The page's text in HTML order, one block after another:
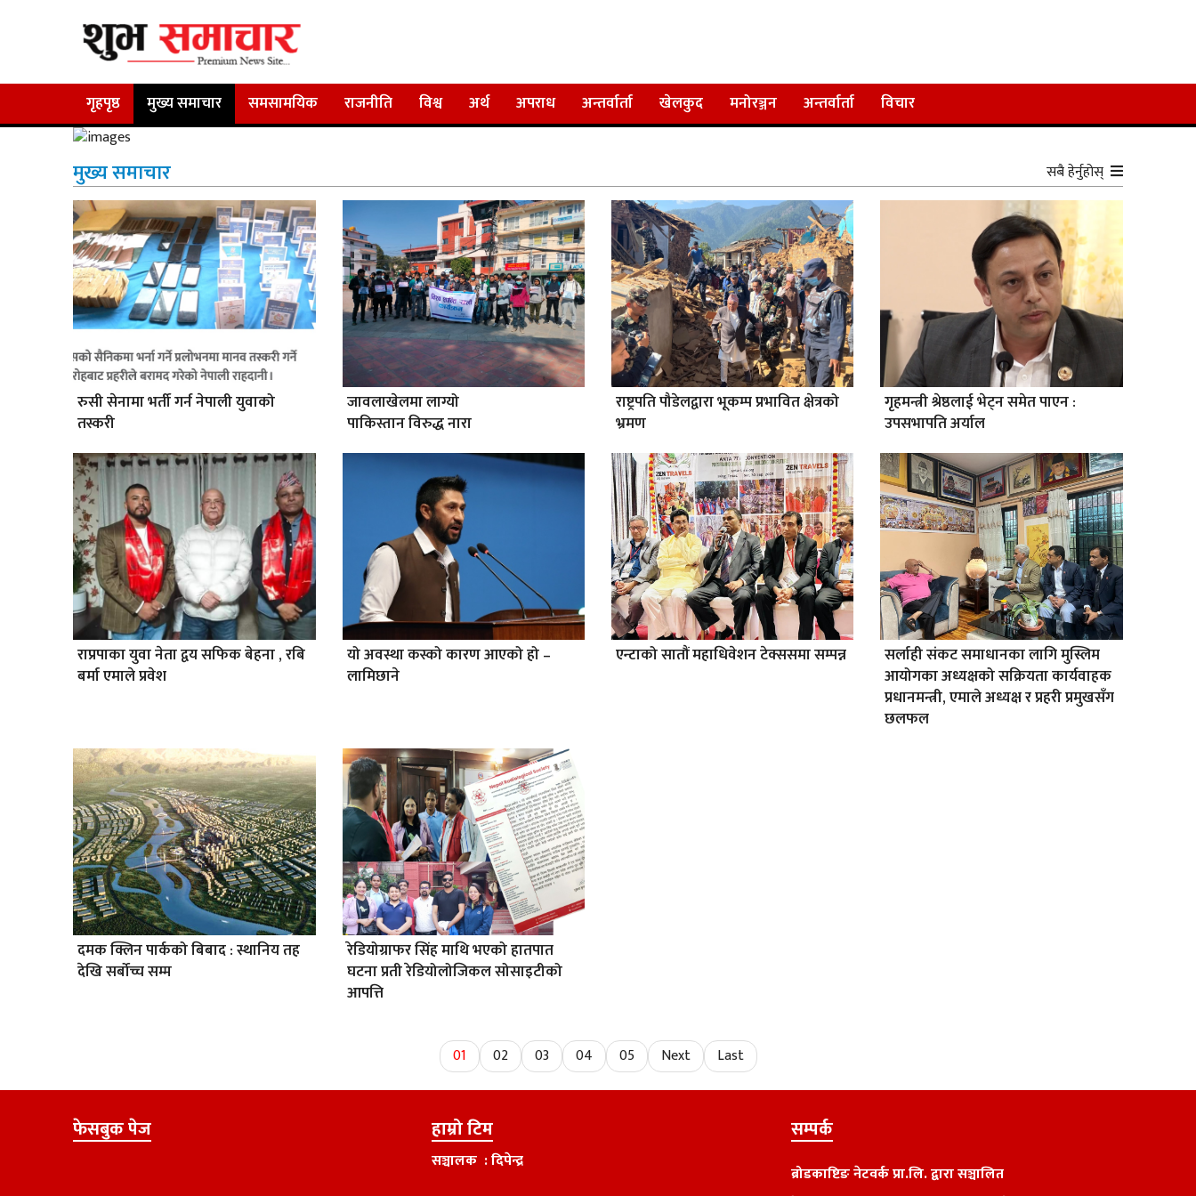
गृहपृष्ठ मुख्य समाचार समसामयिक राजनीति विश्व अर्थ अपराध अन्तर्वार्ता खेलकुद मनोरञ्जन अन्तर्वार्ता विचार
मुख्य समाचार सबै हेर्नुहोस्
रुसी सेनामा भर्ती गर्न नेपाली युवाको
तस्करी
जावलाखेलमा लाग्यो
पाकिस्तान विरुद्ध नारा
राष्ट्रपति पौडेलद्वारा भूकम्प प्रभावित क्षेत्रको
भ्रमण
गृहमन्त्री श्रेष्ठलाई भेट्न समेत पाएन :
उपसभापति अर्याल
राप्रपाका युवा नेता द्वय सफिक बेहना , रबि
बर्मा एमाले प्रवेश
यो अवस्था कस्को कारण आएको हो –
लामिछाने
एन्टाको सातौं महाधिवेशन टेक्ससमा सम्पन्न
सर्लाही संकट समाधानका लागि मुस्लिम
आयोगका अध्यक्षको सक्रियता कार्यवाहक
प्रधानमन्त्री, एमाले अध्यक्ष र प्रहरी प्रमुखसँग
छलफल
दमक क्लिन पार्कको बिबाद : स्थानिय तह
देखि सर्बोच्च सम्म
रेडियोग्राफर सिंह माथि भएको हातपात
घटना प्रती रेडियोलोजिकल सोसाइटीको
आपत्ति
01 02 03 04 05 Next Last
फेसबुक पेज हाम्रो टिम
सञ्चालक : दिपेन्द्र
सम्पर्क
ब्रोडकाष्टिङ नेटवर्क प्रा.लि. द्वारा सञ्चालित